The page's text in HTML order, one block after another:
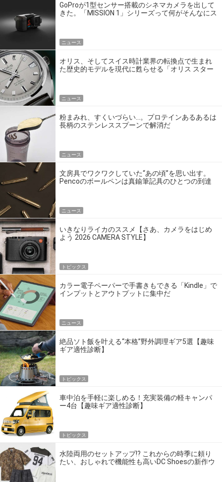
GoProが1型センサー搭載のシネマカメラを出して
きた。「MISSION 1」シリーズって何がそんなにス
ニュース
オリス、そしてスイス時計業界の転換点で生まれ
た歴史的モデルを現代に甦らせる「オリス スター
ニュース
粉まみれ、すくいづらい…。プロテインあるあるは
長柄のステンレススプーンで解消だ
ニュース
文房具でワクワクしていた“あの頃”を思い出す。
Pencoのボールペンは真鍮筆記具のひとつの到達
ニュース
いきなりライカのススメ【さあ、カメラをはじめ
よう 2026 CAMERA STYLE】
トピックス
カラー電子ペーパーで手書きもできる「Kindle」で
インプットとアウトプットに集中だ
ニュース
絶品ソト飯を叶える“本格”野外調理ギア5選【趣味
ギア適性診断】
トピックス
車中泊を手軽に楽しめる！充実装備の軽キャンパ
ー4台【趣味ギア適性診断】
トピックス
水陸両用のセットアップ!? これからの時季に頼り
たい、おしゃれで機能性も高いDC Shoesの新作ウ